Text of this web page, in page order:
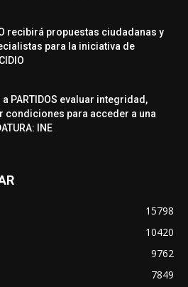
recibirá propuestas ciudadanas y
para la iniciativa de
PARTIDOS evaluar integridad,
condiciones para acceder a una
INE
15798
10420
9762
7849